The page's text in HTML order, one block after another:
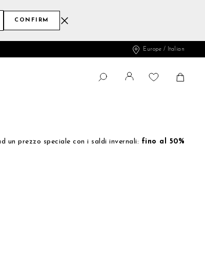
CONFIRM
Europe / Italian
Cambia
prezzo speciale con i saldi invernali: fino al 50%